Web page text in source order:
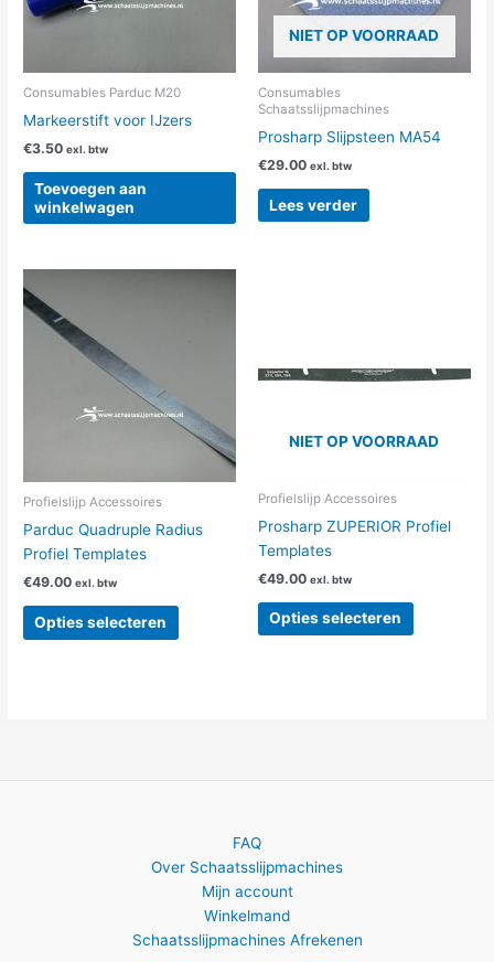
Consumables Parduc M20
Markeerstift voor IJzers
€3.50 exl. btw
Toevoegen aan
winkelwagen
NIET OP VOORRAAD
Consumables
Schaatsslijpmachines
Prosharp Slijpsteen MA54
€29.00 exl. btw
Lees verder
Profielslijp Accessoires
Parduc Quadruple Radius
Profiel Templates
€49.00 exl. btw
Opties selecteren
Deze
optie
gekozen
op
productpagina
NIET OP VOORRAAD
Profielslijp Accessoires
Prosharp ZUPERIOR Profiel
Templates
€49.00 exl. btw
Opties selecteren
variaties.
kan
op
FAQ
Over Schaatsslijpmachines
Mijn account
Winkelmand
Schaatsslijpmachines Afrekenen